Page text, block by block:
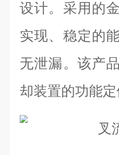
设计。采用的
实现、稳定的
无泄漏。该产
却装置的功能